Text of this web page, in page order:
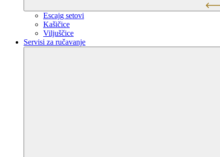
Escajg setovi
Kašičice
Viljuščice
Servisi za ručavanje